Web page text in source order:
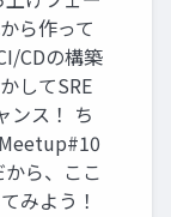
ら作って
CDの構築
してSRE
ンス！ ち
ら、ここ
みよう！